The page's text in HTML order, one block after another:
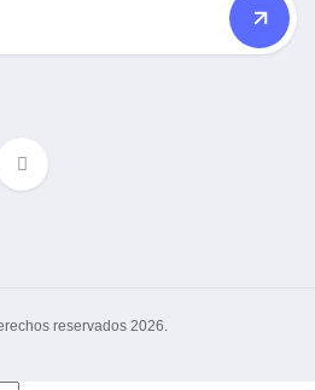
reservados 2026.